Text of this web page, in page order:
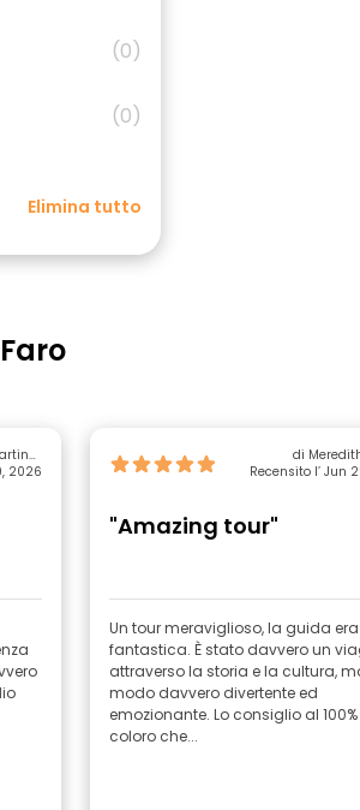
(0)
(0)
Elimina tutto
Pino
2026
di
Recensito l’ Jun
"Amazing tour"
Un tour meraviglioso, la guida era
fantastica. È stato davvero un
attraverso la storia e la cultura,
modo davvero divertente ed
emozionante. Lo consiglio al
coloro che...